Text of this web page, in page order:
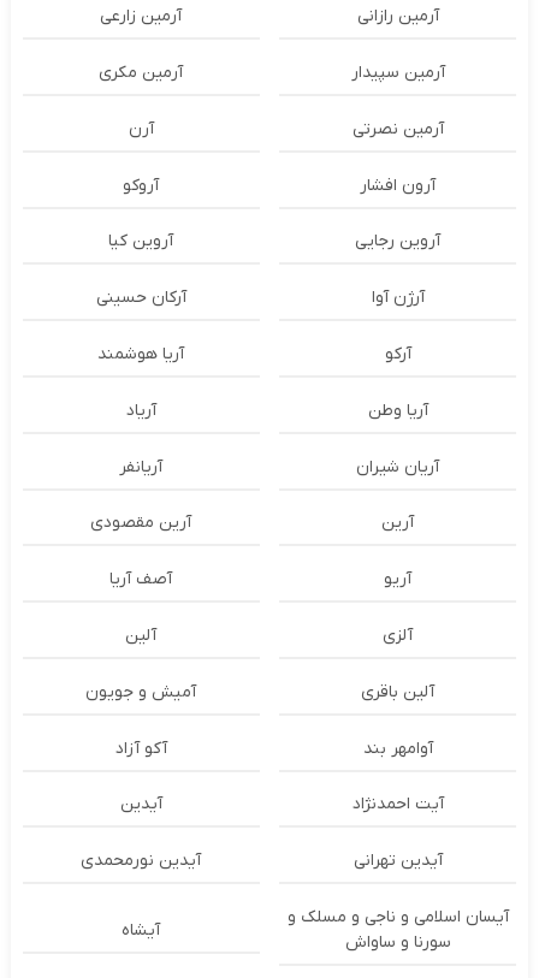
آرمین رازانی آرمین زارعی
آرمین سپیدار آرمین مکری
آرمین نصرتی آرن
آرون افشار آروکو
آروین رجایی آروین کیا
آرژن آوا آرکان حسینی
آرکو آریا هوشمند
آریا وطن آریاد
آریان شیران آریانفر
آرین آرین مقصودی
آریو آصف آریا
آلزی آلین
آلین باقری آمیش و جویون
آوامهر بند آکو آزاد
آیت احمدنژاد آیدین
آیدین تهرانی آیدین نورمحمدی
آیسان اسلامی و ناجی و مسلک و
سورنا و ساواش
آیشاه